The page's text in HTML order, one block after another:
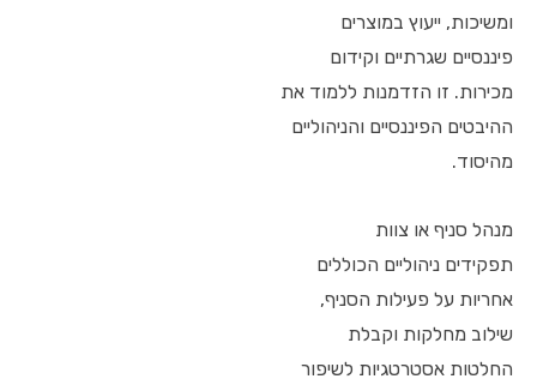
ומשיכות, ייעוץ במוצרים
פיננסיים שגרתיים וקידום
מכירות. זו הזדמנות ללמוד את
ההיבטים הפיננסיים והניהוליים
מהיסוד.
מנהל סניף או צוות
תפקידים ניהוליים הכוללים
אחריות על פעילות הסניף,
שילוב מחלקות וקבלת
החלטות אסטרטגיות לשיפור